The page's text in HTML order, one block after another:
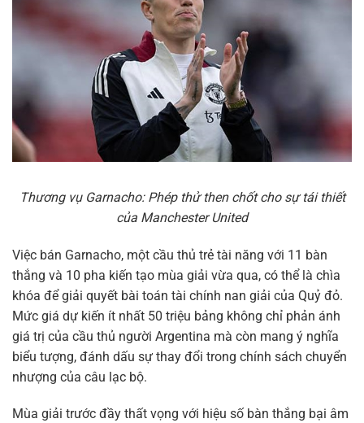
Thương vụ Garnacho: Phép thử then chốt cho sự tái thiết
của Manchester United
Việc bán Garnacho, một cầu thủ trẻ tài năng với 11 bàn
thắng và 10 pha kiến tạo mùa giải vừa qua, có thể là chìa
khóa để giải quyết bài toán tài chính nan giải của Quỷ đỏ.
Mức giá dự kiến ít nhất 50 triệu bảng không chỉ phản ánh
giá trị của cầu thủ người Argentina mà còn mang ý nghĩa
biểu tượng, đánh dấu sự thay đổi trong chính sách chuyển
nhượng của câu lạc bộ.
Mùa giải trước đầy thất vọng với hiệu số bàn thắng bại âm